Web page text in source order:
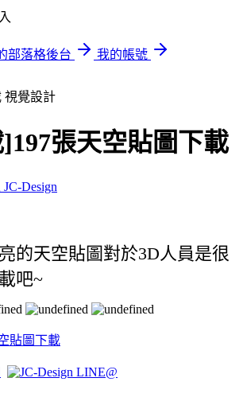
部落格後台
我的帳號
視覺設計
張天空貼圖下載
JC-Design
的天空貼圖對於3D人員是很
吧~
貼圖下載